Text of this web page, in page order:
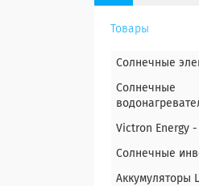
Товары
Солнечные
Солнечные
Victron Energy -
Солнечные
Аккумуляторы